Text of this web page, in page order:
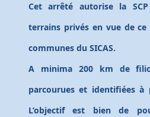
Cet arrêté autorise la
terrains privés en vue de
communes du SICAS.
A minima 200 km de
parcourues et identifiées à
L’objectif est bien de